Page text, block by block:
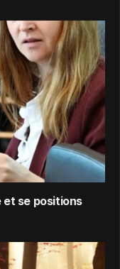
et se positions